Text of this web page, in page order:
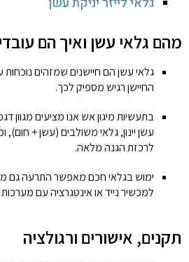
מהם גלאי עשן ואיך הם
גלאי עשן הם חיישנים שמזהים נוכחות
החיישן רגיש מספיק לכך.
בתעשיות מיגון אש אנו מציעים מגוון
עשן יינון, גלאי משולבים (עשן +
לרכזת הגנה מלאה.
ימוש בגלאי חכם מאפשר התרעה גם
למכשיר נייד או אינטגרציה עם
תקנים, אישורים ורגולציה